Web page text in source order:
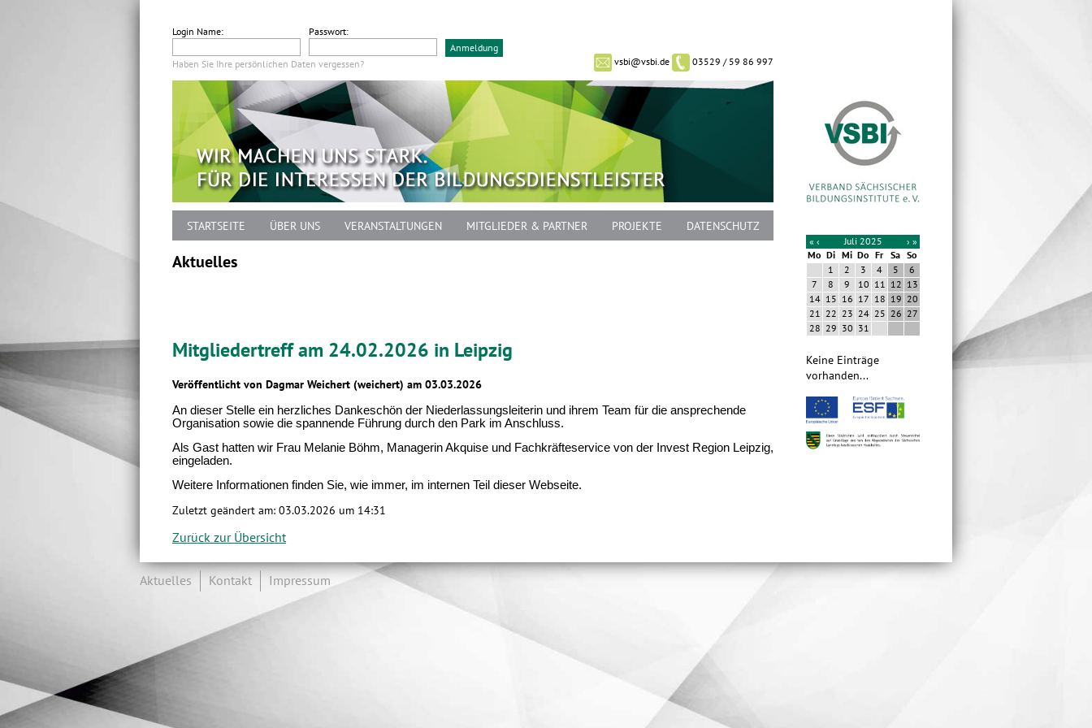
Login Name: Passwort:
Haben Sie Ihre persönlichen Daten vergessen? vsbi@vsbi.de 03529 / 59 86 997
STARTSEITE ÜBER UNS VERANSTALTUNGEN MITGLIEDER & PARTNER PROJEKTE DATENSCHUTZ
Aktuelles
Mitgliedertreff am 24.02.2026 in Leipzig
Veröffentlicht von Dagmar Weichert (weichert) am 03.03.2026
An dieser Stelle ein herzliches Dankeschön der Niederlassungsleiterin und ihrem Team für die ansprechende
Organisation sowie die spannende Führung durch den Park im Anschluss.
Als Gast hatten wir Frau Melanie Böhm, Managerin Akquise und Fachkräfteservice von der Invest Region Leipzig,
eingeladen.
Weitere Informationen finden Sie, wie immer, im internen Teil dieser Webseite.
Zuletzt geändert am: 03.03.2026 um 14:31
Zurück zur Übersicht
« ‹ Juli 2025 › »
Mo Di Mi Do Fr Sa So
1
2 3 4 5
6
7
8 9 10 11 12 13
14 15 16 17 18 19 20
21 22 23 24 25 26 27
28 29 30 31
Keine Einträge
vorhanden...
Aktuelles Kontakt Impressum